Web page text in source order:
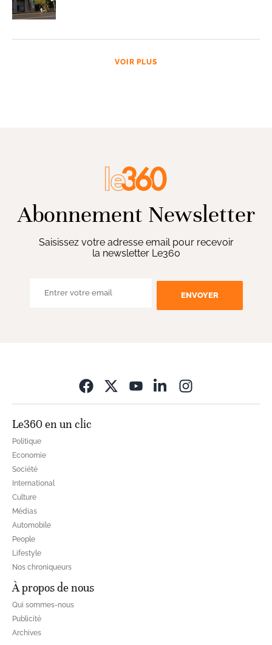
VOIR PLUS
Abonnement Newsletter
Saisissez votre adresse email pour recevoir
la newsletter Le360
ENVOYER
Le360 en un clic
Politique
Economie
Société
International
Culture
Médias
Automobile
People
Lifestyle
Nos chroniqueurs
À propos de nous
Qui sommes-nous
Publicité
Archives